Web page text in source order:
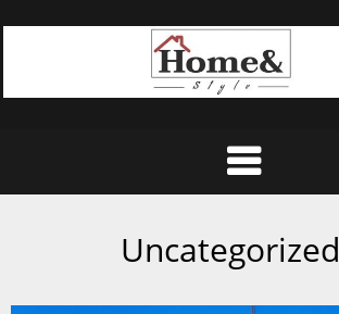
Uncategorized